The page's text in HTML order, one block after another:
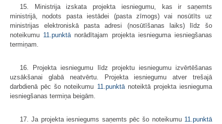
15. Ministrija izskata projekta iesniegumu, kas ir saņemts
ministrijā, nodots pasta iestādei (pasta zīmogs) vai nosūtīts uz
ministrijas elektroniskā pasta adresi (nosūtīšanas laiks) līdz šo
noteikumu 11.punktā norādītajam projekta iesnieguma iesniegšanas
termiņam.
16. Projekta iesniegumu līdz projektu iesniegumu izvērtēšanas
uzsākšanai glabā neatvērtu. Projekta iesniegumu atver trešajā
darbdienā pēc šo noteikumu 11.punktānoteiktā projekta iesnieguma
iesniegšanas termiņa beigām.
17. Ja projekta iesniegums saņemts pēc šo noteikumu 11.punktā